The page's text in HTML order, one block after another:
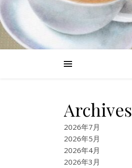
Archives
2026年7月
2026年5月
2026年4月
2026年3月